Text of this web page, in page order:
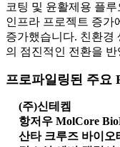
코팅 및 윤활제용 플
인프라 프로젝트 증가
증가했습니다. 친환경
의 점진적인 전환을
프로파일링된 주요
(주)신테켐
항저우 MolCore
산타 크루즈 바이오